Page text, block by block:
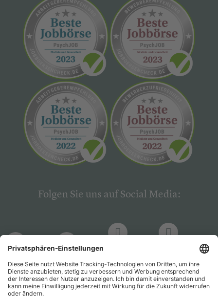
Folgen Sie uns auf Social Media:
PsychJOB PsychJOB
Hogrefe
Verlag
Hogrefe
Verlag